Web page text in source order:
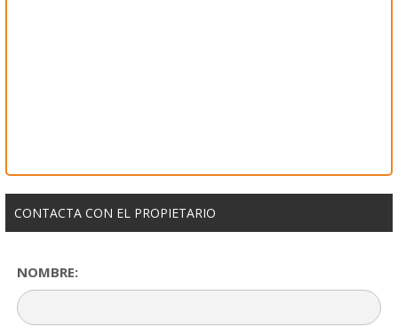
CONTACTA CON EL PROPIETARIO
NOMBRE: